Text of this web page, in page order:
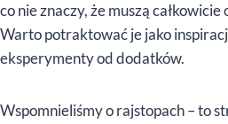
co nie znaczy, że muszą
Warto potraktować je jako
eksperymenty od dodatków.
Wspomnieliśmy o rajstopach – to